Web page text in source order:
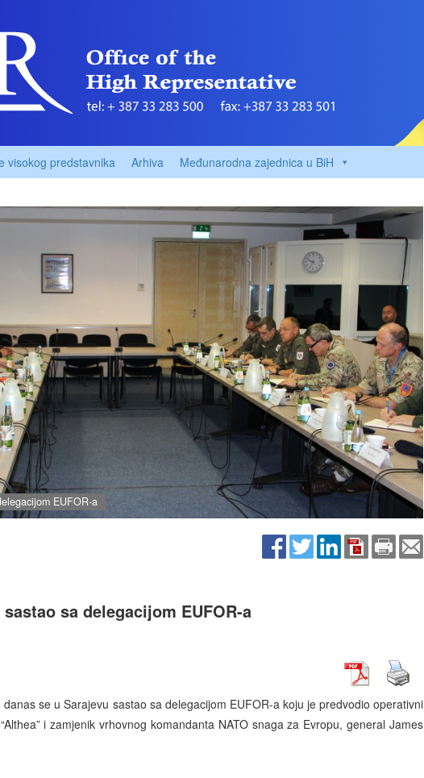
visokog predstavnika Arhiva Međunarodna zajednica u BiH
EUFOR-a
sa delegacijom EUFOR-a
se u Sarajevu sastao sa delegacijom EUFOR-a koju je predvodio operativni
i zamjenik vrhovnog komandanta NATO snaga za Evropu, general James